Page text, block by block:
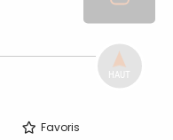
HAUT
Favoris